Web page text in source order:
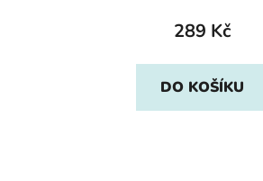
289 Kč
DO KOŠÍKU